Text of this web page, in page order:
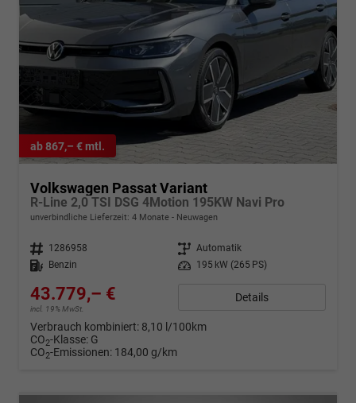
ab 867,– € mtl.
Volkswagen Passat Variant
R-Line 2,0 TSI DSG 4Motion 195KW Navi Pro
unverbindliche Lieferzeit: 4 Monate Neuwagen
Fahrzeugnr. 1286958 Getriebe Automatik
Kraftstoff
Benzin Leistung 195 kW (265 PS)
43.779,– €
incl. 19% MwSt.
Details
Verbrauch kombiniert: 8,10 l/100km
CO2-Klasse: G
CO2-Emissionen: 184,00 g/km